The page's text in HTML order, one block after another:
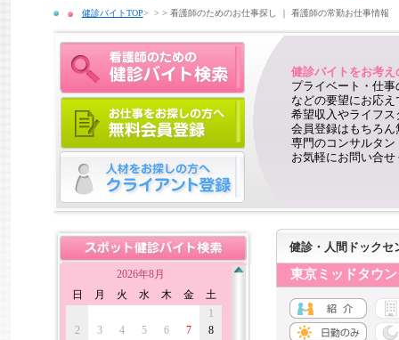
健診バイトTOP > 看護師のためのお仕事探し ｜ 看護師の常勤お仕事情報
健診バイトをお考
プライベート・仕
などの要望にお応
希望収入やライフ
会員登録はもちろん
専門のコンサルタ
お気軽にお問い合せ
2026年8月
日
月 火 水 木 金
土
1
2
3 4 5 6 7
8
健診・人間ドックセ
東京ミッドタウ